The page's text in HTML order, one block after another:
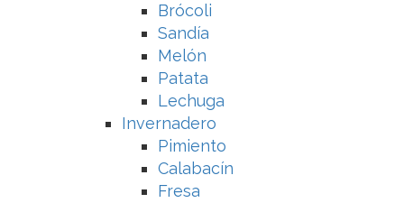
Brócoli
Sandía
Melón
Patata
Lechuga
Invernadero
Pimiento
Calabacín
Fresa